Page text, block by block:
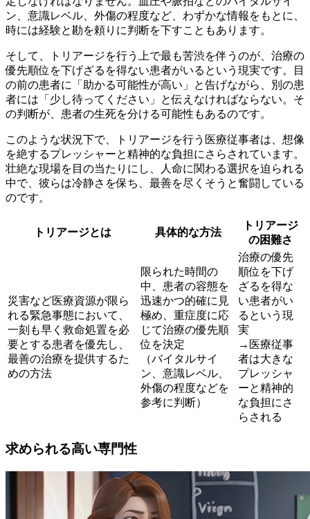
ン、意識レベル、外傷の程度など、わずかな情報をもとに、
時には経験と勘を頼りに判断を下すこともあります。
そして、トリアージを行う上で最も苦渋を伴うのが、 治療の
優先順位を下げざるを得ない患者がいる という現実です。目
の前の患者に「助かる可能性が高い」と告げながら、別の患
者には「少し待ってください」と伝えなければならない。そ
の判断が、患者の生死を分ける可能性もあるのです。
このような状況下で、トリアージを行う医療従事者は、想像
を絶するプレッシャーと精神的な負担にさらされています。
壮絶な現場を目の当たりにし、人命に関わる選択を迫られる
中で、彼らは冷静さを保ち、最善を尽くそうと奮闘している
のです。
トリアージとは 具体的な方法
トリアージ
の困難さ
災害など医療資源が限ら
れる緊急事態において、
一刻も早く救命処置を必
要とする患者を優先し、
最善の治療を提供するた
めの方法
限られた時間の
中、患者の容態を
迅速かつ的確に見
極め、重症度に応
じて治療の優先順
位を決定
（バイタルサイ
ン、意識レベル、
外傷の程度などを
参考に判断）
治療の優先
順位を下げ
ざるを得な
い患者がい
るという現
実
→医療従事
者は大きな
プレッシャ
ーと精神的
な負担にさ
らされる
求められる高い専門性